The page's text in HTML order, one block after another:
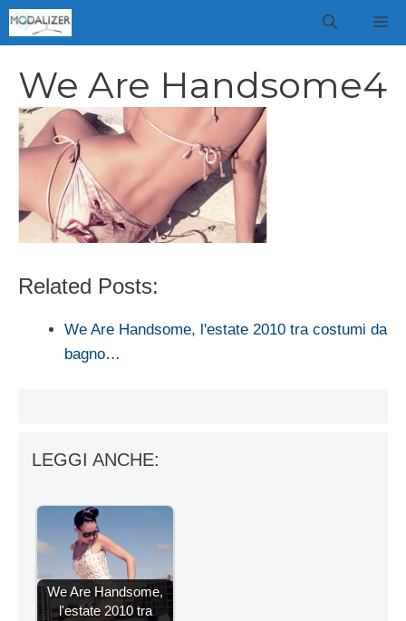
Vai
al
We Are Handsome4
Related Posts:
We Are Handsome, l'estate 2010 tra costumi da
bagno…
LEGGI ANCHE:
We Are Handsome,
l'estate 2010 tra